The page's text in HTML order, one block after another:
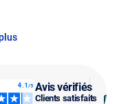
Avis vérifiés
Clients satisfaits